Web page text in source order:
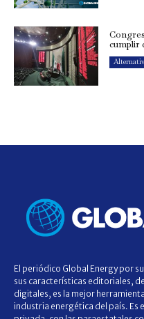
cumplir
El periódico Global Energy por
sus características editoriales,
digitales, es la mejor
industria energética del país. Es